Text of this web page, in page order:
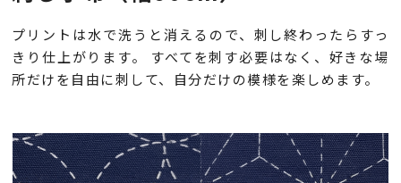
プリントは水で洗うと消えるので、刺し終わったらすっ
きり仕上がります。 すべてを刺す必要はなく、好きな場
所だけを自由に刺して、自分だけの模様を楽しめます。